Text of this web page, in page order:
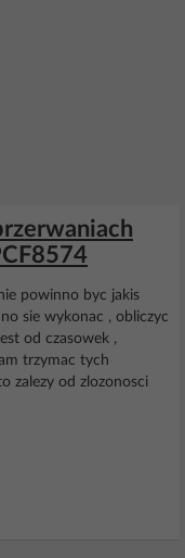
powinno byc jakis
sie wykonac , obliczyc
od czasowek ,
trzymac tych
zalezy od zlozonosci